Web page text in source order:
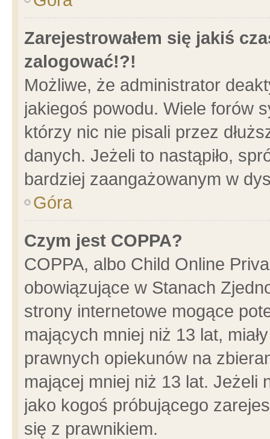
Zarejestrowałem się jakiś
zalogować!?!
Możliwe, że administrator
jakiegoś powodu. Wiele forów
którzy nic nie pisali przez
danych. Jeżeli to nastąpiło,
bardziej zaangażowanym w
Góra
Czym jest COPPA?
COPPA, albo Child Online
obowiązujące w Stanach
strony internetowe mogące
mających mniej niż 13 lat,
prawnych opiekunów na
mającej mniej niż 13 lat. Jeżeli
jako kogoś próbującego
się z prawnikiem.